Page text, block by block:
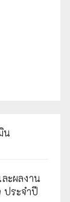
น
ะผลงาน
ประจำปี